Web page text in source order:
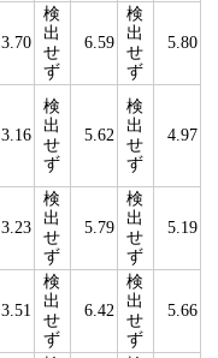
3.70
検
出
せ
ず
6.59
検
出
せ
ず
5.80
3.16
検
出
せ
ず
5.62
検
出
せ
ず
4.97
3.23
検
出
せ
ず
5.79
検
出
せ
ず
5.19
3.51
検
出
せ
ず
6.42
検
出
せ
ず
5.66